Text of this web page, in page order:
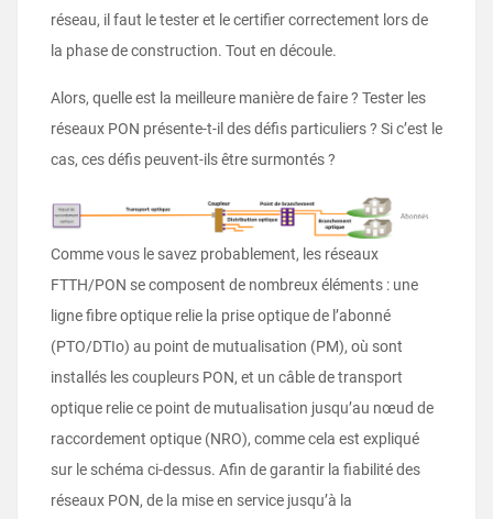
réseau, il faut le tester et le certifier correctement lors de
la phase de construction. Tout en découle.
Alors, quelle est la meilleure manière de faire ? Tester les
réseaux PON présente-t-il des défis particuliers ? Si c’est le
cas, ces défis peuvent-ils être surmontés ?
Comme vous le savez probablement, les réseaux
FTTH/PON se composent de nombreux éléments : une
ligne fibre optique relie la prise optique de l’abonné
(PTO/DTIo) au point de mutualisation (PM), où sont
installés les coupleurs PON, et un câble de transport
optique relie ce point de mutualisation jusqu’au nœud de
raccordement optique (NRO), comme cela est expliqué
sur le schéma ci-dessus. Afin de garantir la fiabilité des
réseaux PON, de la mise en service jusqu’à la